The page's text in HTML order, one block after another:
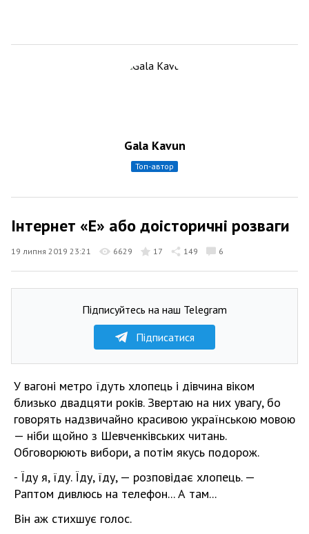
Gala Kavun
топ-автор
Інтернет «Е» або доісторичні розваги
19 липня 2019 23:21 6629 17 149 6
Підписуйтесь на наш Telegram
Підписатися
У вагоні метро їдуть хлопець і дівчина віком
близько двадцяти років. Звертаю на них увагу, бо
говорять надзвичайно красивою українською мовою
— ніби щойно з Шевченківських читань.
Обговорюють вибори, а потім якусь подорож.
- Їду я, їду. Їду, їду, — розповідає хлопець. —
Раптом дивлюсь на телефон... А там...
Він аж стихшує голос.